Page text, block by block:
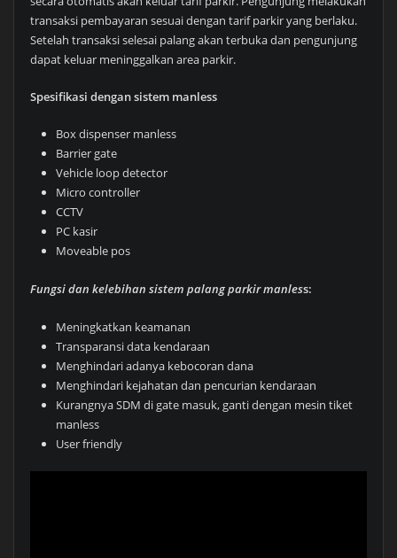
transaksi pembayaran sesuai dengan tarif parkir yang berlaku.
Setelah transaksi selesai palang akan terbuka dan pengunjung
dapat keluar meninggalkan area parkir.
Spesifikasi dengan sistem manless
Box dispenser manless
Barrier gate
Vehicle loop detector
Micro controller
CCTV
PC kasir
Moveable pos
Fungsi dan kelebihan sistem palang parkir manless:
Meningkatkan keamanan
Transparansi data kendaraan
Menghindari adanya kebocoran dana
Menghindari kejahatan dan pencurian kendaraan
Kurangnya SDM di gate masuk, ganti dengan mesin tiket
manless
User friendly